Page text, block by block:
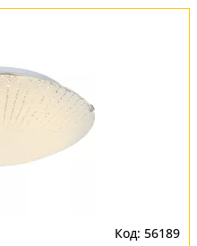
56189